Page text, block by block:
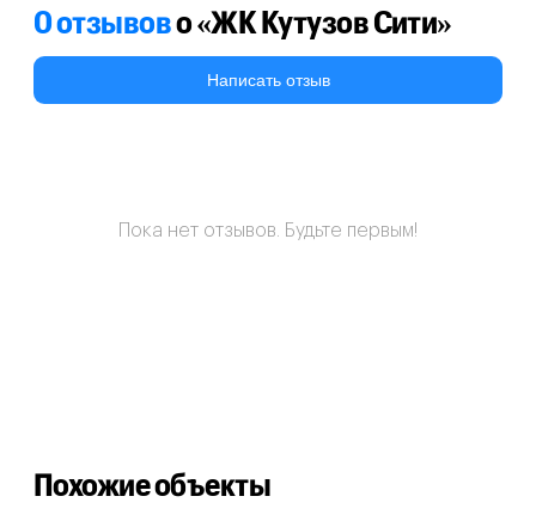
0 отзывово «ЖК Кутузов Сити»
Написать отзыв
Пока нет отзывов. Будьте первым!
Похожие объекты